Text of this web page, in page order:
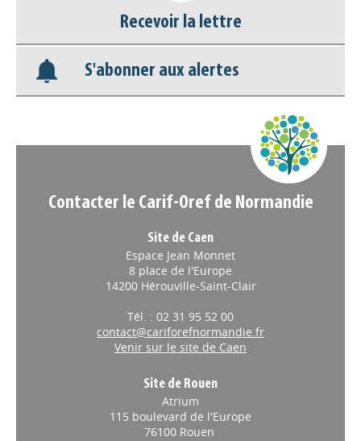
Nos veilles Scoop.it
Appels à projets
Recevoir la lettre
S'abonner aux alertes
Contacter le Carif-Oref de Normandie
Site de Caen
Espace Jean Monnet
8 place de l'Europe
14200 Hérouville-Saint-Clair
Tél. : 02 31 95 52 00
contact@cariforefnormandie.fr
Venir sur le site de Caen
Site de Rouen
Atrium
115 boulevard de l'Europe
76100 Rouen